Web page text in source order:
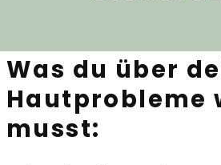
Was du über
Hautprobleme
musst: